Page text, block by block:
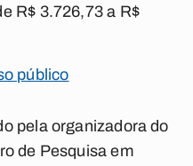
R$ 3.726,73 a R$
público
pela organizadora do
de Pesquisa em